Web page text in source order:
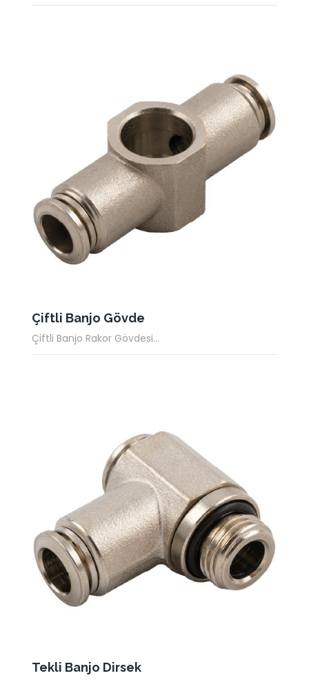
Çiftli Banjo Gövde
Çiftli Banjo Rakor Gövdesi...
Tekli Banjo Dirsek